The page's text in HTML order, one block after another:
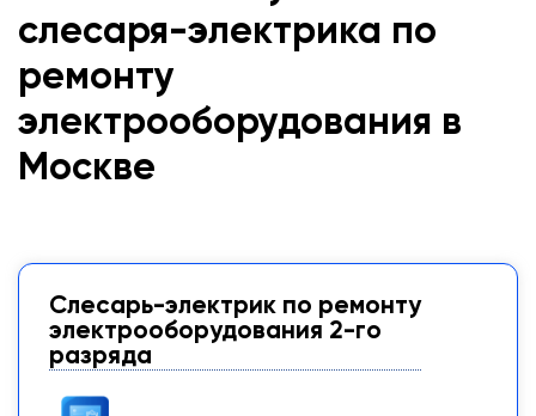
слесаря-электрика по
ремонту
электрооборудования в
Москве
Слесарь-электрик по ремонту
электрооборудования 2-го
разряда